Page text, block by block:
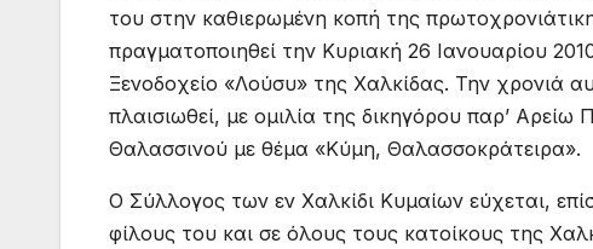
του στην καθιερωμένη κοπή της
πραγματοποιηθεί την Κυριακή 26 Ιανουαρίου
Ξενοδοχείο «Λούσυ» της Χαλκίδας. Την χρονιά
πλαισιωθεί, με ομιλία της δικηγόρου παρ’
Θαλασσινού με θέμα «Κύμη, Θαλασσοκράτειρα».
Ο Σύλλογος των εν Χαλκίδι Κυμαίων εύχεται,
φίλους του και σε όλους τους κατοίκους της